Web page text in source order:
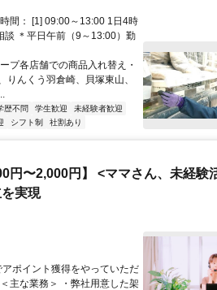
間： [1] 09:00～13:00 1日4時
談 ＊平日午前（9～13:00）勤
プ各店舗での商品入れ替え・
んくう羽倉崎、貝塚東山、
歴不問 学生歓迎
未経験者歓迎
シフト制 社割あり
円〜2,000円】 <ママさん、未経験
実現
ポイント獲得をやっていただ
主な業務＞ ・弊社用意した架